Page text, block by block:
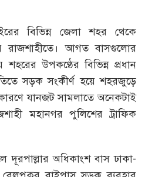
বিভিন্ন জেলা শহর থেকে
রাজশাহীতে। আগত বাসগুলোর
উপকণ্ঠের বিভিন্ন প্রধান
সড়ক সংকীর্ণ হয়ে শহরজুড়ে
যানজট সামলাতে অনেকটাই
মহানগর পুলিশের ট্রাফিক
দূরপাল্লার অধিকাংশ বাস ঢাকা-